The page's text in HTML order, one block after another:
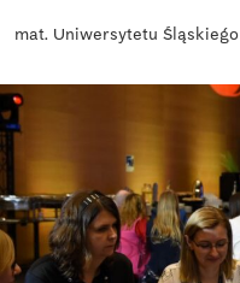
mat. Uniwersytetu Śląskiego